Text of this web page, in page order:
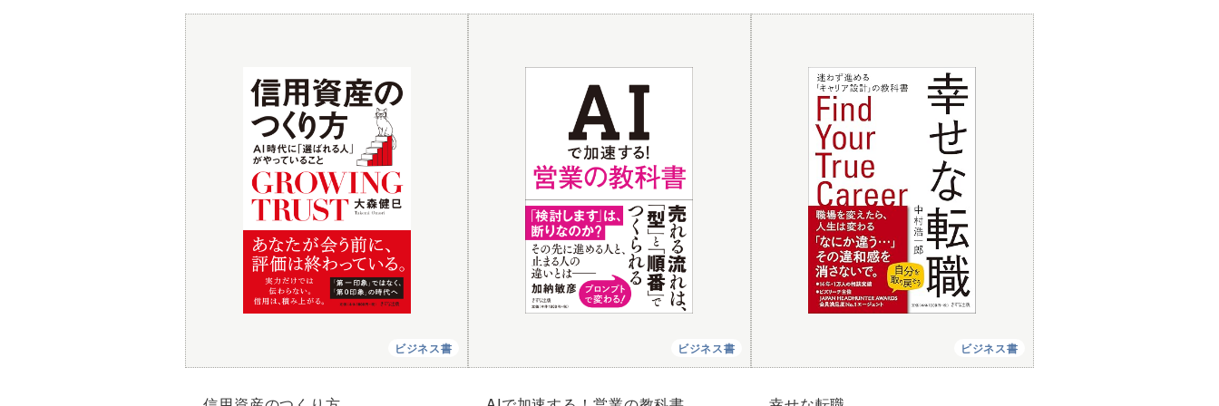
ビジネス書 ビジネス書 ビジネス書